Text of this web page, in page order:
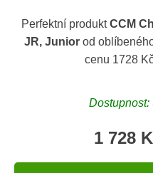
Perfektní produktCCM
JR, Junior od
cenu 1728
Dostupnost:
1 728